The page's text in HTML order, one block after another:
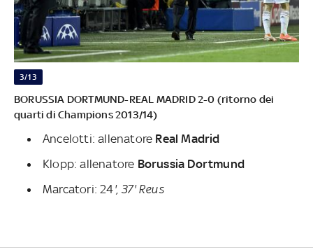
3/13
BORUSSIA DORTMUND-REAL MADRID 2-0 (ritorno dei
quarti di Champions 2013/14)
Ancelotti: allenatore Real Madrid
Klopp: allenatore Borussia Dortmund
Marcatori: 24', 37' Reus